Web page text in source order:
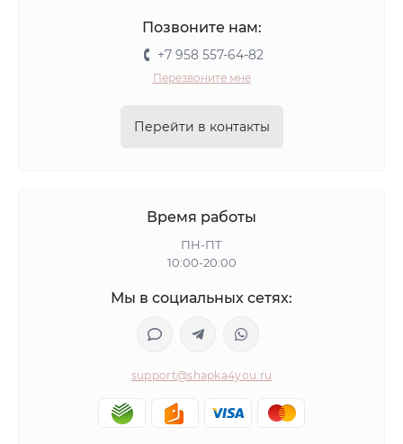
Позвоните нам:
+7 958 557-64-82
Перезвоните мне
Перейти в контакты
Время работы
ПН-ПТ
10:00-20:00
Мы в социальных сетях:
support@shapka4you.ru